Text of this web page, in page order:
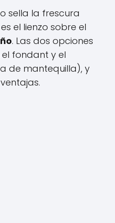
sella la frescura
el lienzo sobre el
. Las dos opciones
fondant y el
de mantequilla), y